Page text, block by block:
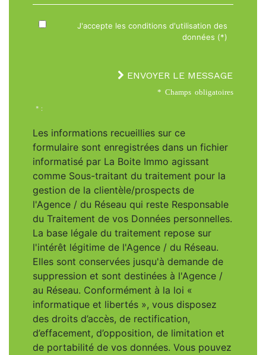
J'accepte les conditions d'utilisation des
données (*)
ENVOYER LE MESSAGE
* Champs obligatoires
* :
Les informations recueillies sur ce
formulaire sont enregistrées dans un fichier
informatisé par La Boite Immo agissant
comme Sous-traitant du traitement pour la
gestion de la clientèle/prospects de
l'Agence / du Réseau qui reste Responsable
du Traitement de vos Données personnelles.
La base légale du traitement repose sur
l'intérêt légitime de l'Agence / du Réseau.
Elles sont conservées jusqu'à demande de
suppression et sont destinées à l'Agence /
au Réseau. Conformément à la loi «
informatique et libertés », vous disposez
des droits d’accès, de rectification,
d’effacement, d’opposition, de limitation et
de portabilité de vos données. Vous pouvez